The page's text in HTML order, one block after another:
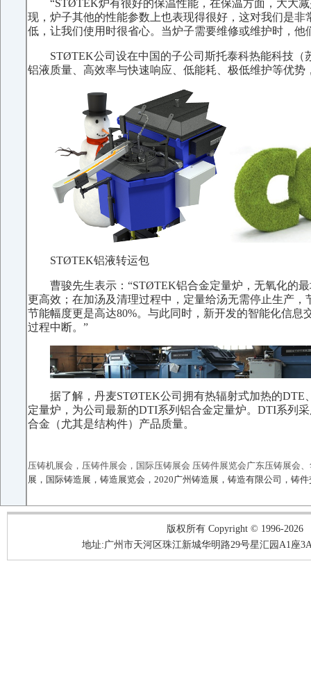
“STØTEK炉有很好的保温性能，在保温方面，大大
现，炉子其他的性能参数上也表现得很好，这对我们是非
低，让我们使用时很省心。当炉子需要维修或维护时，
STØTEK公司设在中国的子公司斯托泰科热能科技
铝液质量、高效率与快速响应、低能耗、极低维护等优
STØTEK铝液转运包
曹骏先生表示：“STØTEK铝合金定量炉，无氧化的
更高效；在加汤及清理过程中，定量给汤无需停止生产
节能幅度更是高达80%。与此同时，新开发的智能化信
过程中断。”
据了解，丹麦STØTEK公司拥有热辐射式加热的
定量炉，为公司最新的DTI系列铝合金定量炉。DTI系列
合金（尤其是结构件）产品质量。
压铸机展会，压铸件展会，国际压铸展会 压铸件展览会广东压铸展
展，国际铸造展，铸造展览会，2020广州铸造展，铸造有限公司，铸
版权所有 Copyright © 1996-2026
地址:广州市天河区珠江新城华明路29号星汇园A1座